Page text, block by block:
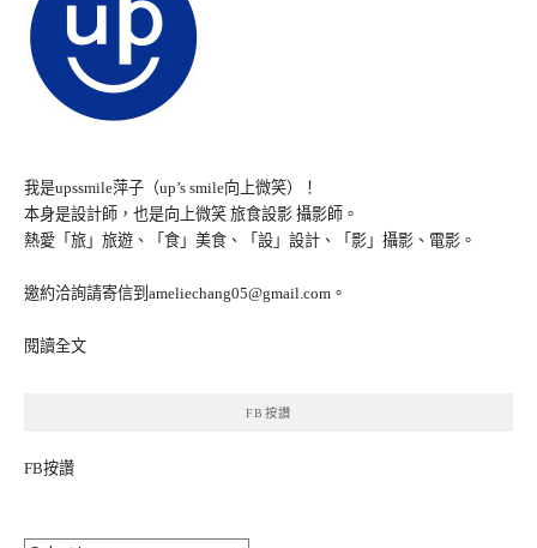
我是upssmile萍子（up’s smile向上微笑）！
本身是設計師，也是向上微笑 旅食設影 攝影師。
熱愛「旅」旅遊、「食」美食、「設」設計、「影」攝影、電影。
邀約洽詢請寄信到ameliechang05@gmail.com。
閱讀全文
FB按讚
FB按讚